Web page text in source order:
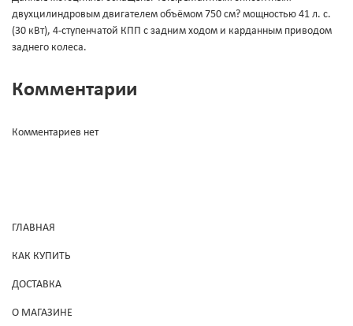
двухцилиндровым двигателем объёмом 750 см? мощностью 41 л. с.
(30 кВт), 4-ступенчатой КПП с задним ходом и карданным приводом
заднего колеса.
Комментарии
Комментариев нет
ГЛАВНАЯ
КАК КУПИТЬ
ДОСТАВКА
О МАГАЗИНЕ